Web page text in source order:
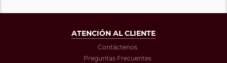
ATENCIÓN AL CLIENTE
Contáctenos
Preguntas Frecuentes